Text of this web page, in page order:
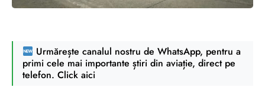
Urmărește canalul nostru de WhatsApp, pentru a
primi cele mai importante știri din aviație, direct pe
telefon. Click aici